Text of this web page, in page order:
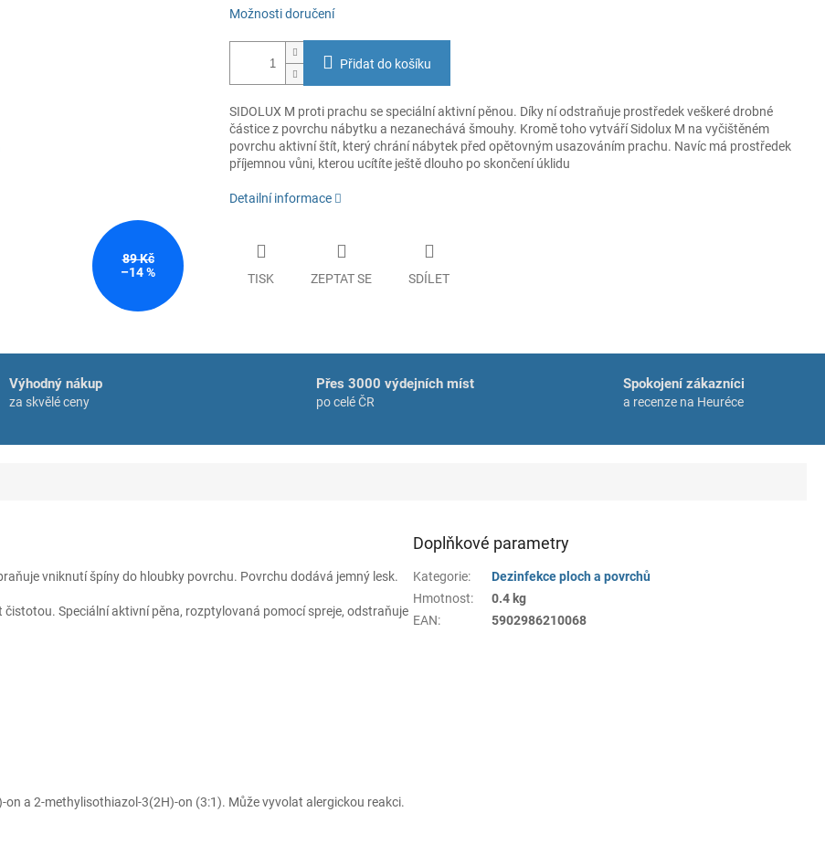
89 Kč
–14 %
Možnosti doručení
Přidat do košíku
SIDOLUX M proti prachu se speciální aktivní pěnou. Díky ní odstraňuje prostředek veškeré drobné
částice z povrchu nábytku a nezanechává šmouhy. Kromě toho vytváří Sidolux M na vyčištěném
povrchu aktivní štít, který chrání nábytek před opětovným usazováním prachu. Navíc má prostředek
příjemnou vůni, kterou ucítíte ještě dlouho po skončení úklidu
Detailní informace
TISK ZEPTAT SE SDÍLET
Výhodný nákup
za skvělé ceny
Přes 3000 výdejních míst
po celé ČR
Spokojení zákazníci
a recenze na Heuréce
vniknutí špíny do hloubky povrchu. Povrchu dodává jemný lesk.
Speciální aktivní pěna, rozptylovaná pomocí spreje, odstraňuje
a 2-methylisothiazol-3(2H)-on (3:1). Může vyvolat alergickou reakci.
Doplňkové parametry
Kategorie:
Dezinfekce ploch a povrchů
Hmotnost:
0.4 kg
EAN: 5902986210068